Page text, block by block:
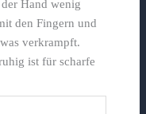
Hand wenig
den Fingern und
verkrampft.
ist für scharfe